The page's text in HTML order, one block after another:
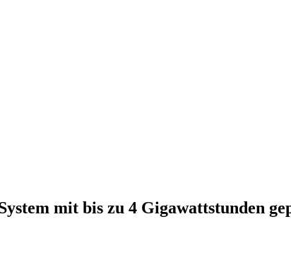
mit bis zu 4 Gigawattstunden